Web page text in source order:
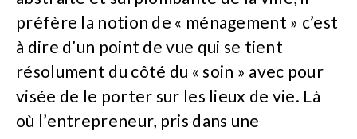
préfère la notion de « ménagement » c’est
à dire d’un point de vue qui se tient
résolument du côté du « soin » avec pour
visée de le porter sur les lieux de vie. Là
où l’entrepreneur, pris dans une